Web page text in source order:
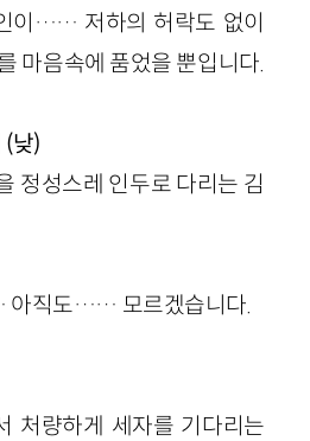
이…… 저하의 허락도 없이
음속에 품었을 뿐입니다.
낮)
정성스레 인두로 다리는 김
직도…… 모르겠습니다.
처량하게 세자를 기다리는